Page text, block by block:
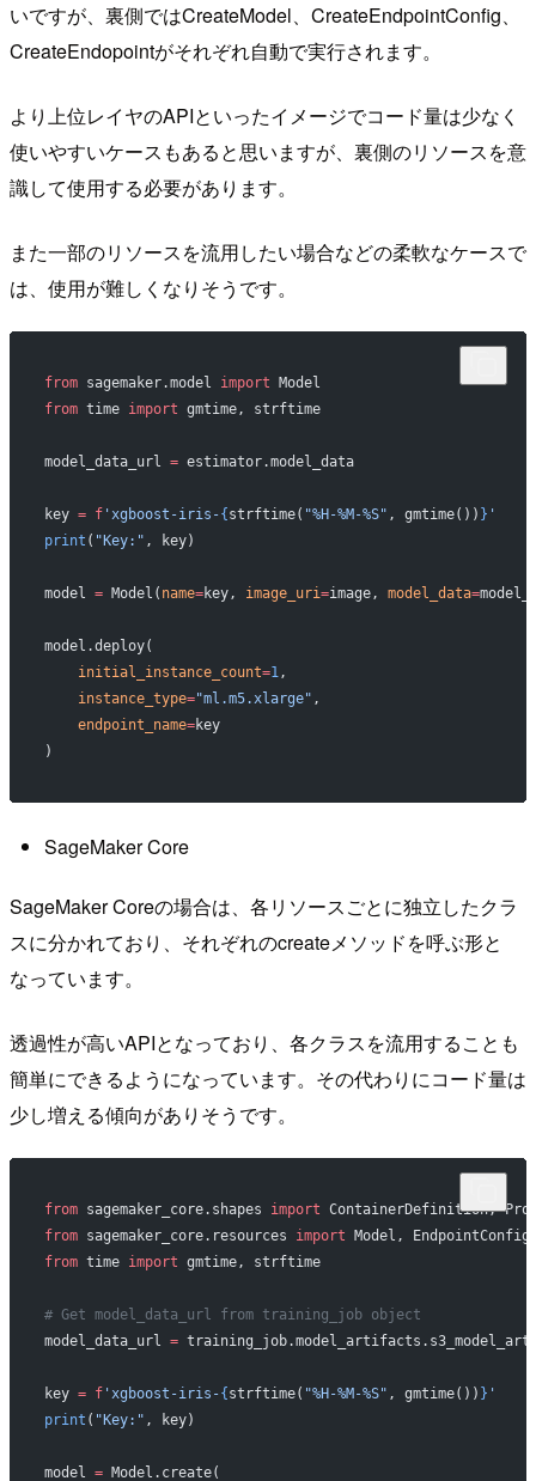
いですが、裏側ではCreateModel、CreateEndpointConfig、
CreateEndopointがそれぞれ自動で実行されます。
より上位レイヤのAPIといったイメージでコード量は少なく
使いやすいケースもあると思いますが、裏側のリソースを意
識して使用する必要があります。
また一部のリソースを流用したい場合などの柔軟なケースで
は、使用が難しくなりそうです。
from sagemaker.model import Model
from time import gmtime, strftime
model_data_url = estimator.model_data
key = f'xgboost-iris-{ strftime( "%H-%M-%S" , gmtime()) } '
print ( "Key:" , key)
model = Model( name=key, image_uri=image, model_data=
model.deploy(
    initial_instance_count
=1,
    instance_type
="ml.m5.xlarge" ,
    endpoint_name
=key
)
SageMaker Core
SageMaker Coreの場合は、各リソースごとに独立したクラ
スに分かれており、それぞれのcreateメソッドを呼ぶ形と
なっています。
透過性が高いAPIとなっており、各クラスを流用することも
簡単にできるようになっています。その代わりにコード量は
少し増える傾向がありそうです。
from sagemaker_core.shapes import ContainerDefinition,
from sagemaker_core.resources import Model,
from time import gmtime, strftime
# Get model_data_url from training_job object
model_data_url =
key = f'xgboost-iris-{strftime( "%H-%M-%S" , gmtime()) } '
print ( "Key:" , key)
model = Model.create(